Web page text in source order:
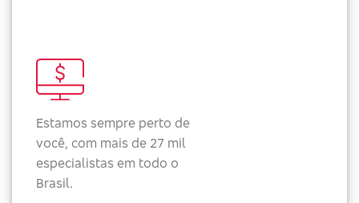
Estamos sempre perto de
você, com mais de 27 mil
especialistas em todo o
Brasil.